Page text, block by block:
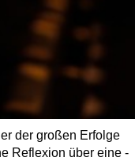
der großen Erfolge
Reflexion über eine